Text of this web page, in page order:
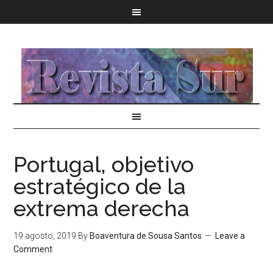
Portugal, objetivo
estratégico de la
extrema derecha
19 agosto, 2019 By Boaventura de Sousa Santos
Leave a
Comment